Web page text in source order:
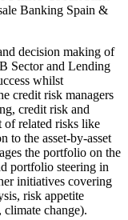
Banking Spain &
decision making of
Sector and Lending
whilst
credit risk managers
credit risk and
of related risks like
to the asset-by-asset
the portfolio on the
portfolio steering in
initiatives covering
risk appetite
change).